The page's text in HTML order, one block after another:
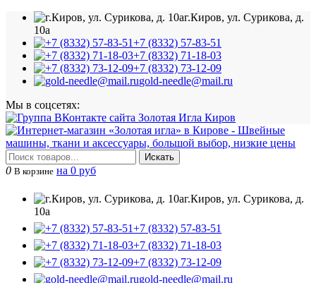
г.Киров, ул. Сурикова, д.
10а
+7 (8332) 57-83-51
+7 (8332) 71-18-03
+7 (8332) 73-12-09
gold-needle@mail.ru
Мы в соцсетях:
Искать
0 В корзине на 0 руб
г.Киров, ул. Сурикова, д.
10а
+7 (8332) 57-83-51
+7 (8332) 71-18-03
+7 (8332) 73-12-09
gold-needle@mail.ru